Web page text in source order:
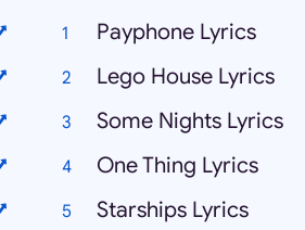
Payphone Lyrics
Lego House Lyrics
Some Nights Lyrics
One Thing Lyrics
Starships Lyrics